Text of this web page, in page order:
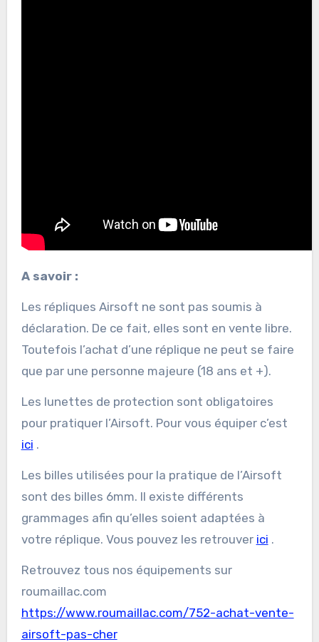
A savoir :
Les répliques Airsoft ne sont pas soumis à
déclaration. De ce fait, elles sont en vente libre.
Toutefois l’achat d’une réplique ne peut se faire
que par une personne majeure (18 ans et +).
Les lunettes de protection sont obligatoires
pour pratiquer l’Airsoft. Pour vous équiper c’est
ici .
Les billes utilisées pour la pratique de l’Airsoft
sont des billes 6mm. Il existe différents
grammages afin qu’elles soient adaptées à
votre réplique. Vous pouvez les retrouver ici .
Retrouvez tous nos équipements sur
roumaillac.com
https://www.roumaillac.com/752-achat-vente-
airsoft-pas-cher